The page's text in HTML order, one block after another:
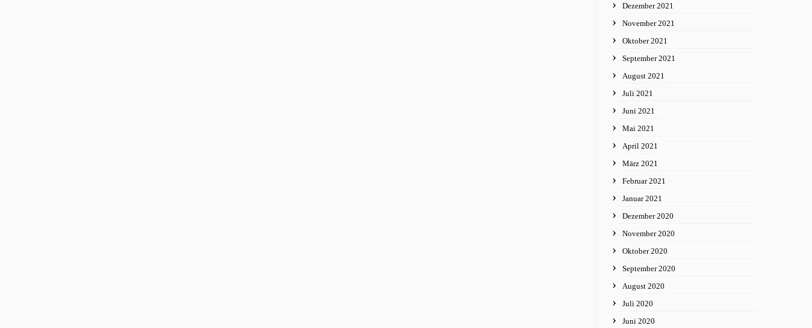
Dezember 2021
November 2021
Oktober 2021
September 2021
August 2021
Juli 2021
Juni 2021
Mai 2021
April 2021
März 2021
Februar 2021
Januar 2021
Dezember 2020
November 2020
Oktober 2020
September 2020
August 2020
Juli 2020
Juni 2020